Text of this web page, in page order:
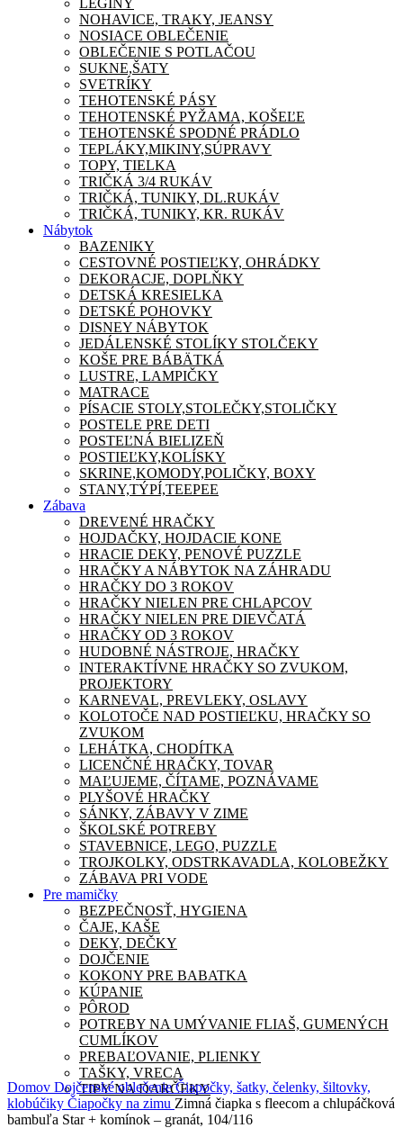
LEGÍNY
NOHAVICE, TRAKY, JEANSY
NOSIACE OBLEČENIE
OBLEČENIE S POTLAČOU
SUKNE,ŠATY
SVETRÍKY
TEHOTENSKÉ PÁSY
TEHOTENSKÉ PYŽAMA, KOŠEĽE
TEHOTENSKÉ SPODNÉ PRÁDLO
TEPLÁKY,MIKINY,SÚPRAVY
TOPY, TIELKA
TRIČKÁ 3/4 RUKÁV
TRIČKÁ, TUNIKY, DL.RUKÁV
TRIČKÁ, TUNIKY, KR. RUKÁV
Nábytok
BAZENIKY
CESTOVNÉ POSTIEĽKY, OHRÁDKY
DEKORACJE, DOPLŇKY
DETSKÁ KRESIELKA
DETSKÉ POHOVKY
DISNEY NÁBYTOK
JEDÁLENSKÉ STOLÍKY STOLČEKY
KOŠE PRE BÁBÄTKÁ
LUSTRE, LAMPIČKY
MATRACE
PÍSACIE STOLY,STOLEČKY,STOLIČKY
POSTELE PRE DETI
POSTEĽNÁ BIELIZEŇ
POSTIEĽKY,KOLÍSKY
SKRINE,KOMODY,POLIČKY, BOXY
STANY,TÝPÍ,TEEPEE
Zábava
DREVENÉ HRAČKY
HOJDAČKY, HOJDACIE KONE
HRACIE DEKY, PENOVÉ PUZZLE
HRAČKY A NÁBYTOK NA ZÁHRADU
HRAČKY DO 3 ROKOV
HRAČKY NIELEN PRE CHLAPCOV
HRAČKY NIELEN PRE DIEVČATÁ
HRAČKY OD 3 ROKOV
HUDOBNÉ NÁSTROJE, HRAČKY
INTERAKTÍVNE HRAČKY SO ZVUKOM,
PROJEKTORY
KARNEVAL, PREVLEKY, OSLAVY
KOLOTOČE NAD POSTIEĽKU, HRAČKY SO
ZVUKOM
LEHÁTKA, CHODÍTKA
LICENČNÉ HRAČKY, TOVAR
MAĽUJEME, ČÍTAME, POZNÁVAME
PLYŠOVÉ HRAČKY
SÁNKY, ZÁBAVY V ZIME
ŠKOLSKÉ POTREBY
STAVEBNICE, LEGO, PUZZLE
TROJKOLKY, ODSTRKAVADLA, KOLOBEŽKY
ZÁBAVA PRI VODE
Pre mamičky
BEZPEČNOSŤ, HYGIENA
ČAJE, KAŠE
DEKY, DEČKY
DOJČENIE
KOKONY PRE BABATKA
KÚPANIE
PÔROD
POTREBY NA UMÝVANIE FLIAŠ, GUMENÝCH
CUMLÍKOV
PREBAĽOVANIE, PLIENKY
TAŠKY, VRECA
TIPY NA DARČEKY
Domov Dojčenské oblečenieČiapočky, šatky, čelenky, šiltovky,
klobúčiky Čiapočky na zimu Zimná čiapka s fleecom a chlupáčková
bambuľa Star + komínok – granát, 104/116